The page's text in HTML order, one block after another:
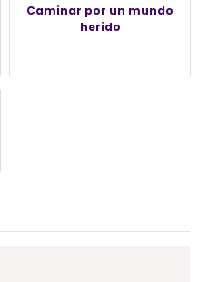
Caminar por un mundo
herido